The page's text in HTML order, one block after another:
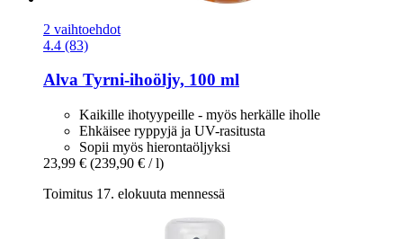
2 vaihtoehdot
4.4 (83)
Alva Tyrni-​ihoöljy, 100 ml
Kaikille ihotyypeille - myös herkälle iholle
Ehkäisee ryppyjä ja UV-rasitusta
Sopii myös hierontaöljyksi
23,99 € (239,90 € / l)
Toimitus 17. elokuuta mennessä